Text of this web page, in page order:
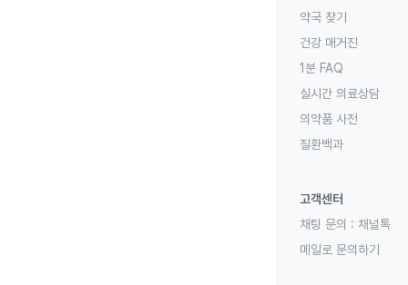
약국 찾기
건강 매거진
1분 FAQ
실시간 의료상담
의약품 사전
질환백과
고객센터
채팅 문의 : 채널톡
메일로 문의하기